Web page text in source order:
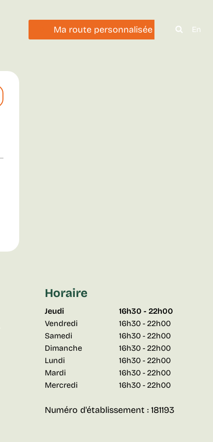
Ma route personnalisée En
Horaire
Jeudi
16h30 - 22h00
Vendredi
16h30 - 22h00
Samedi
16h30 - 22h00
Dimanche
16h30 - 22h00
Lundi
16h30 - 22h00
Mardi
16h30 - 22h00
Mercredi
16h30 - 22h00
Numéro d'établissement : 181193